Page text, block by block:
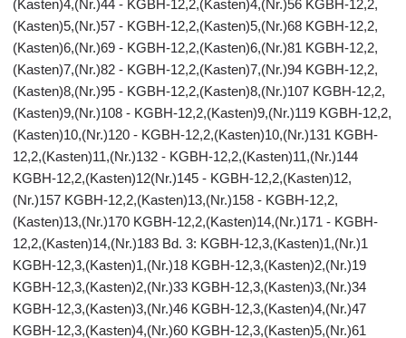
(Kasten)4,(Nr.)44 - KGBH-12,2,(Kasten)4,(Nr.)56 KGBH-12,2,
(Kasten)5,(Nr.)57 - KGBH-12,2,(Kasten)5,(Nr.)68 KGBH-12,2,
(Kasten)6,(Nr.)69 - KGBH-12,2,(Kasten)6,(Nr.)81 KGBH-12,2,
(Kasten)7,(Nr.)82 - KGBH-12,2,(Kasten)7,(Nr.)94 KGBH-12,2,
(Kasten)8,(Nr.)95 - KGBH-12,2,(Kasten)8,(Nr.)107 KGBH-12,2,
(Kasten)9,(Nr.)108 - KGBH-12,2,(Kasten)9,(Nr.)119 KGBH-12,2,
(Kasten)10,(Nr.)120 - KGBH-12,2,(Kasten)10,(Nr.)131 KGBH-
12,2,(Kasten)11,(Nr.)132 - KGBH-12,2,(Kasten)11,(Nr.)144
KGBH-12,2,(Kasten)12(Nr.)145 - KGBH-12,2,(Kasten)12,
(Nr.)157 KGBH-12,2,(Kasten)13,(Nr.)158 - KGBH-12,2,
(Kasten)13,(Nr.)170 KGBH-12,2,(Kasten)14,(Nr.)171 - KGBH-
12,2,(Kasten)14,(Nr.)183 Bd. 3: KGBH-12,3,(Kasten)1,(Nr.)1
KGBH-12,3,(Kasten)1,(Nr.)18 KGBH-12,3,(Kasten)2,(Nr.)19
KGBH-12,3,(Kasten)2,(Nr.)33 KGBH-12,3,(Kasten)3,(Nr.)34
KGBH-12,3,(Kasten)3,(Nr.)46 KGBH-12,3,(Kasten)4,(Nr.)47
KGBH-12,3,(Kasten)4,(Nr.)60 KGBH-12,3,(Kasten)5,(Nr.)61